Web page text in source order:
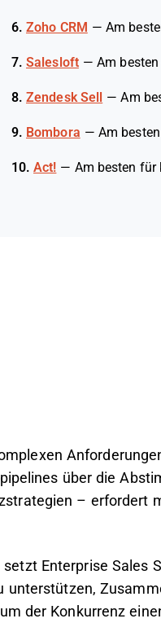
6. Zoho CRM —Am
7. Salesloft —Am
8. Zendesk Sell —Am
9. Bombora — Am
10. Act! — Am besten für
über die
– erfordert
setzt Enterprise
unterstützen,
der Konkurrenz